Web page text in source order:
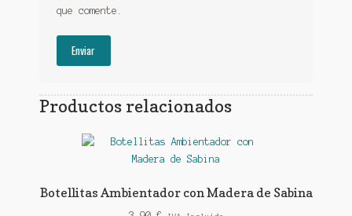
que comente.
Productos relacionados
Botellitas Ambientador con Madera de Sabina